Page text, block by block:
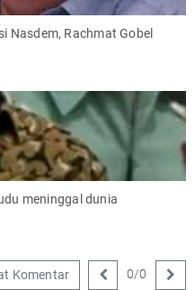
Nasdem, Rachmat Gobel
meninggal dunia
Komentar 0/0